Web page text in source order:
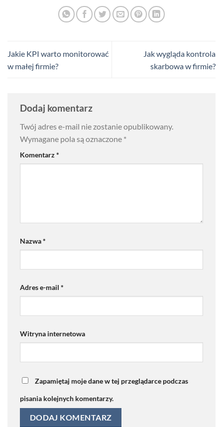
Jakie KPI warto monitorować
w małej firmie?
Jak wygląda kontrola
skarbowa w firmie?
Dodaj komentarz
Twój adres e-mail nie zostanie opublikowany.
Wymagane pola są oznaczone *
Komentarz*
Nazwa*
Adres e-mail *
Witryna internetowa
Zapamiętaj moje dane w tej przeglądarce podczas
pisania kolejnych komentarzy.